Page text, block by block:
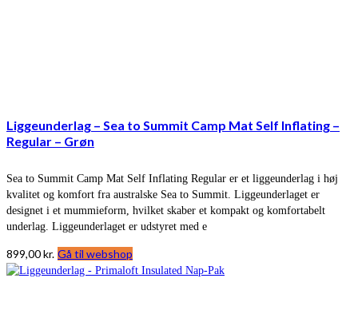
Liggeunderlag – Sea to Summit Camp Mat Self Inflating –
Regular – Grøn
Sea to Summit Camp Mat Self Inflating Regular er et liggeunderlag i høj
kvalitet og komfort fra australske Sea to Summit. Liggeunderlaget er
designet i et mummieform, hvilket skaber et kompakt og komfortabelt
underlag. Liggeunderlaget er udstyret med e
899,00kr. Gå til webshop